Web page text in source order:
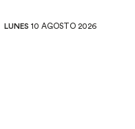
LUNES 10 AGOSTO 2026